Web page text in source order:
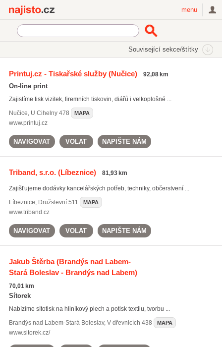
menu
Související sekce/štítky
potisk reklamních tašek
potisk hrnků(143)
Printuj.cz - Tiskařské služby(Nučice) 92,08 km
On-line print
Zajistíme tisk vizitek, firemních tiskovin, diářů i velkoplošné ...
Nučice, U Cihelny 478 MAPA
www.printuj.cz
NAVIGOVAT VOLAT NAPIŠTE NÁM
Triband, s.r.o.(Líbeznice) 81,93 km
Zajišťujeme dodávky kancelářských potřeb, techniky, občerstvení ...
Líbeznice, Družstevní 511 MAPA
www.triband.cz
NAVIGOVAT VOLAT NAPIŠTE NÁM
Jakub Štěrba(Brandýs nad Labem-
Stará Boleslav - Brandýs nad Labem)
70,01 km
Sítorek
Nabízíme sítotisk na hliníkový plech a potisk textilu, tvorbu ...
Brandýs nad Labem-Stará Boleslav, V dřevnicích 438 MAPA
www.sitorek.cz/